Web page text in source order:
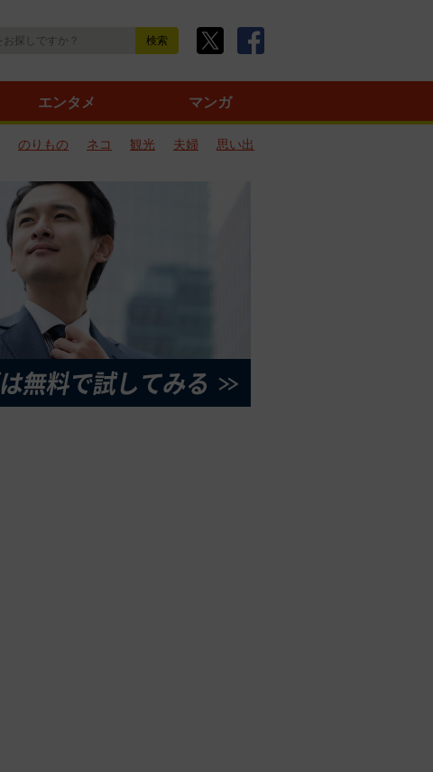
エンタメ マンガ
のりもの ネコ 観光 夫婦
思い出